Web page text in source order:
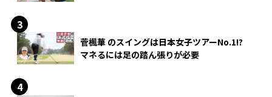
菅楓華 のスイングは日本女子ツアーNo.1!?
マネるには足の踏ん張りが必要